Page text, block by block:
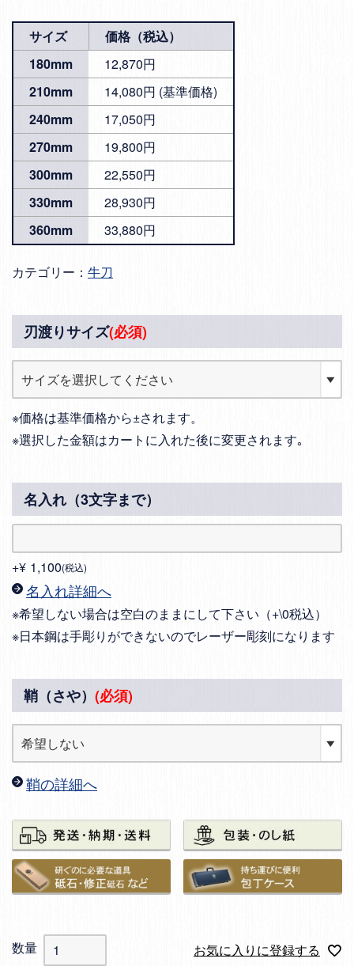
サイズ
価格（税込）
180mm
12,870円
210mm
14,080円 (基準価格)
240mm
17,050円
270mm
19,800円
300mm
22,550円
330mm
28,930円
360mm
33,880円
カテゴリー： 牛刀
刃渡りサイズ(必須)
※価格は基準価格から±されます。
※選択した金額はカートに入れた後に変更されます｡
名入れ（3文字まで）
+¥ 1,100 税込
名入れ詳細へ
※希望しない場合は空白のままにして下さい（+\0税込）
※日本鋼は手彫りができないのでレーザー彫刻になります
鞘（さや） (必須)
鞘の詳細へ
お気に入りに登録する